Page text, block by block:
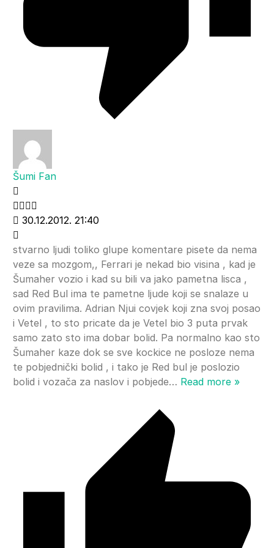
Šumi Fan
30.12.2012. 21:40
stvarno ljudi toliko glupe komentare pisete da nema
veze sa mozgom,, Ferrari je nekad bio visina , kad je
Šumaher vozio i kad su bili va jako pametna lisca ,
sad Red Bul ima te pametne ljude koji se snalaze u
ovim pravilima. Adrian Njui covjek koji zna svoj posao
i Vetel , to sto pricate da je Vetel bio 3 puta prvak
samo zato sto ima dobar bolid. Pa normalno kao sto
Šumaher kaze dok se sve kockice ne posloze nema
te pobjednički bolid , i tako je Red bul je poslozio
bolid i vozača za naslov i pobjede… Read more »